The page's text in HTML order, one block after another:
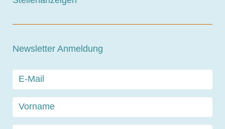
Newsletter Anmeldung